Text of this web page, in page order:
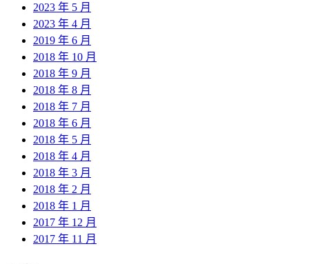
2023 年 5 月
2023 年 4 月
2019 年 6 月
2018 年 10 月
2018 年 9 月
2018 年 8 月
2018 年 7 月
2018 年 6 月
2018 年 5 月
2018 年 4 月
2018 年 3 月
2018 年 2 月
2018 年 1 月
2017 年 12 月
2017 年 11 月